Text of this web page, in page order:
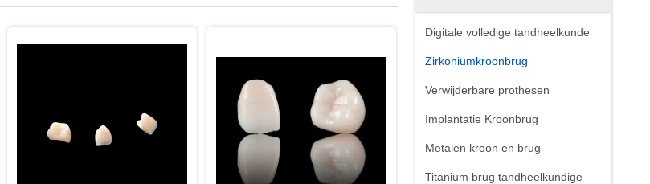
Digitale volledige tandheelkunde
Zirkoniumkroonbrug
Verwijderbare prothesen
Implantatie Kroonbrug
Metalen kroon en brug
Titanium brug tandheelkundige